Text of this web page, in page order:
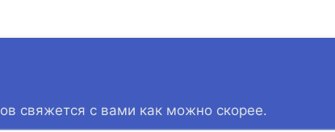
свяжется с вами как можно скорее.